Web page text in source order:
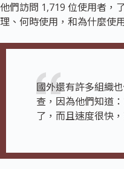
他們訪問 1,719 位使用者，
理、何時使用，和為什麼使
國外還有許多組織
查，因為他們知道
了，而且速度很快